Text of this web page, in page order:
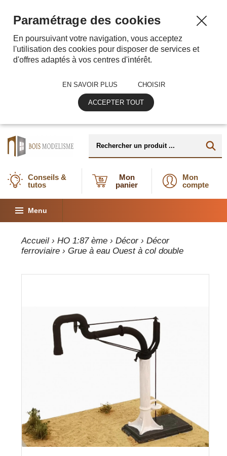
Conseils &
tutos
Mon
panier
Mon
compte
Menu
Accueil ›HO 1:87 ème ›Décor›Décor
ferroviaire › Grue à eau Ouest à col double
Paramétrage des cookies
En poursuivant votre navigation, vous acceptez
l'utilisation des cookies pour disposer de services et
d'offres adaptés à vos centres d'intérêt.
EN SAVOIR PLUS CHOISIR
ACCEPTER TOUT